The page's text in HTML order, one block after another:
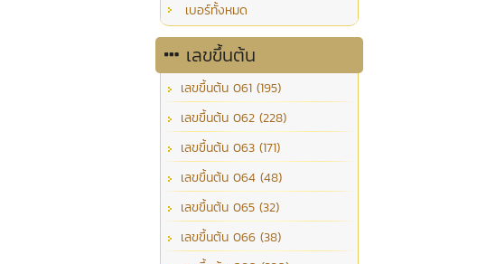
เบอร์ทั้งหมด
เลขขึ้นต้น
เลขขึ้นต้น 061 (195)
เลขขึ้นต้น 062 (228)
เลขขึ้นต้น 063 (171)
เลขขึ้นต้น 064 (48)
เลขขึ้นต้น 065 (32)
เลขขึ้นต้น 066 (38)